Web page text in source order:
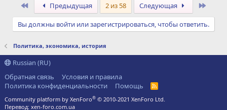
ПервыйПредыдущая 2 из 58 Следующая
Вы должны войти или зарегистрироваться, чтобы ответить.
Политика, экономика, история
Russian (RU)
Обратная связь
Условия и правила
Политика конфиденциальности
Помощь
R
S
Community platform by XenForo® © 2010-2021 XenForo Ltd.
Перевод: xen-foro.com.ua